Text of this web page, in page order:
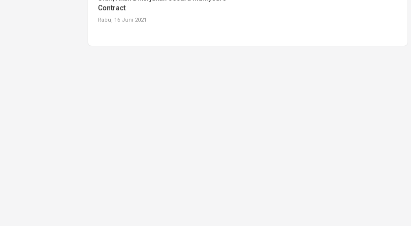
Contract
Rabu, 16 Juni 2021